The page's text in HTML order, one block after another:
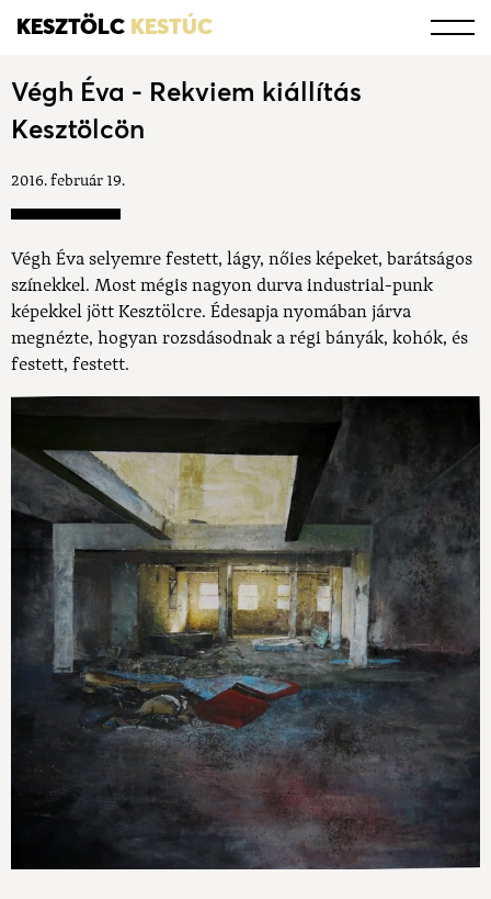
KESZTÖLC KESTÚC
Végh Éva - Rekviem kiállítás
Kesztölcön
2016. február 19.
Végh Éva selyemre festett, lágy, nőies képeket, barátságos
színekkel. Most mégis nagyon durva industrial-punk
képekkel jött Kesztölcre. Édesapja nyomában járva
megnézte, hogyan rozsdásodnak a régi bányák, kohók, és
festett, festett.